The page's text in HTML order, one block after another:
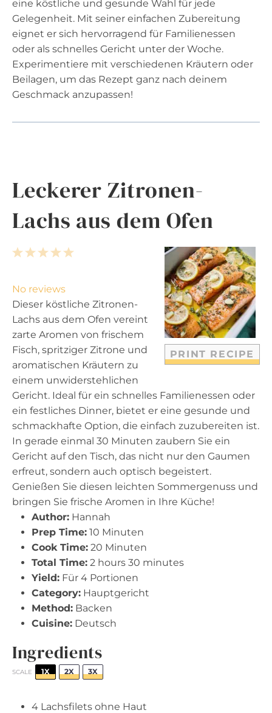
eine köstliche und gesunde Wahl für jede
Gelegenheit. Mit seiner einfachen Zubereitung
eignet er sich hervorragend für Familienessen
oder als schnelles Gericht unter der Woche.
Experimentiere mit verschiedenen Kräutern oder
Beilagen, um das Rezept ganz nach deinem
Geschmack anzupassen!
Leckerer Zitronen-
Lachs aus dem Ofen
PRINT RECIPE
5
a
r
s
4
t
a
r
s
3
t
a
r
s
2
t
a
r
1
t
a
r
No reviews
Dieser köstliche Zitronen-
Lachs aus dem Ofen vereint
zarte Aromen von frischem
Fisch, spritziger Zitrone und
aromatischen Kräutern zu
einem unwiderstehlichen
Gericht. Ideal für ein schnelles Familienessen oder
ein festliches Dinner, bietet er eine gesunde und
schmackhafte Option, die einfach zuzubereiten ist.
In gerade einmal 30 Minuten zaubern Sie ein
Gericht auf den Tisch, das nicht nur den Gaumen
erfreut, sondern auch optisch begeistert.
Genießen Sie diesen leichten Sommergenuss und
bringen Sie frische Aromen in Ihre Küche!
Author: Hannah
Prep Time: 10 Minuten
Cook Time: 20 Minuten
Total Time: 2 hours 30 minutes
Yield: Für 4 Portionen
Category: Hauptgericht
Method: Backen
Cuisine: Deutsch
Ingredients
SCALE 1X 2X 3X
4 Lachsfilets ohne Haut